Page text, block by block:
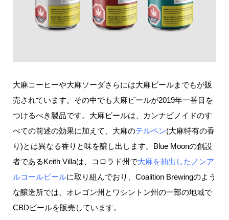
大麻コーヒーや大麻ソーダさらには大麻ビールまでもが販
売されています。その中でも大麻ビールが2019年一番目を
つけるべき製品です。大麻ビールは、カンナビノイドのす
べての前述の効果に加えて、大麻のテルペン(大麻特有の香
り)とは異なる香りと味を醸し出します。Blue Moonの創設
者であるKeith Villaは、コロラド州で大麻を抽出したノンア
ルコールビールに取り組んでおり、Coalition Brewingのよう
な醸造所では、オレゴン州とワシントン州の一部の地域で
CBDビールを販売しています。